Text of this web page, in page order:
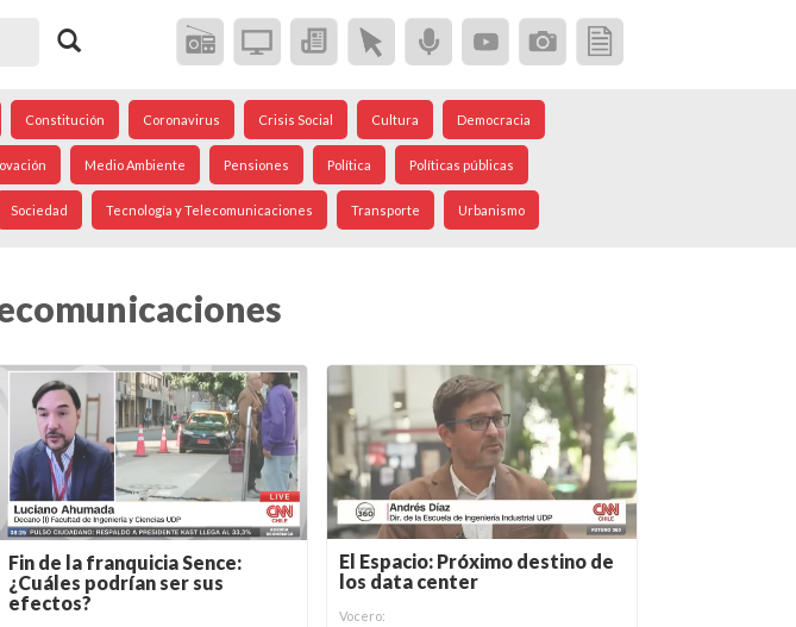
Constitución Coronavirus Crisis Social Cultura Democracia
Medio Ambiente Pensiones Política Políticas públicas
Sociedad Tecnología y Telecomunicaciones Transporte Urbanismo
Fin de la franquicia Sence:
¿Cuáles podrían ser sus
efectos?
El Espacio: Próximo destino de
los data center
Vocero: